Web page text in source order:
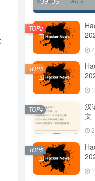
18. Negator
19.
20. Balance
18. Negator
19.
20. Balance
TOP2
TOP3
汉
文
TOP4
TOP5